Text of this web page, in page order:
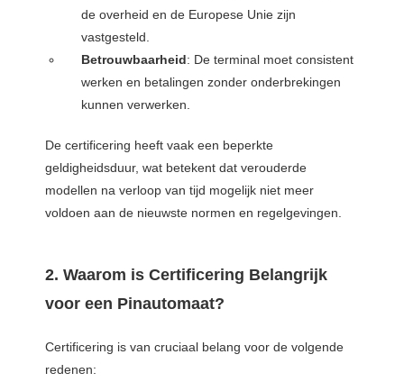
de overheid en de Europese Unie zijn
vastgesteld.
Betrouwbaarheid: De terminal moet consistent
werken en betalingen zonder onderbrekingen
kunnen verwerken.
De certificering heeft vaak een beperkte
geldigheidsduur, wat betekent dat verouderde
modellen na verloop van tijd mogelijk niet meer
voldoen aan de nieuwste normen en regelgevingen.
2. Waarom is Certificering Belangrijk
voor een Pinautomaat?
Certificering is van cruciaal belang voor de volgende
redenen: